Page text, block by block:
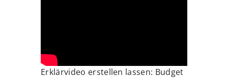
Erklärvideo erstellen lassen: Budget